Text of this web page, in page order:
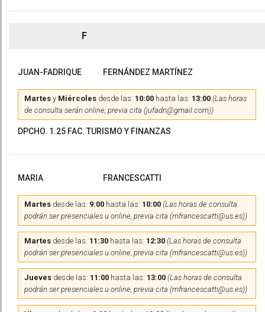
F
JUAN-FADRIQUE FERNÁNDEZ MARTÍNEZ
Martes y Miércoles desde las: 10:00 hasta las: 13:00 (Las horas
de consulta serán online, previa cita (jufadri@gmail.com))
DPCHO. 1.25 FAC. TURISMO Y FINANZAS
MARIA FRANCESCATTI
Martes desde las: 9:00 hasta las: 10:00 (Las horas de consulta
podrán ser presenciales u online, previa cita (mfrancescatti@us.es))
Martes desde las: 11:30 hasta las: 12:30 (Las horas de consulta
podrán ser presenciales u online, previa cita (mfrancescatti@us.es))
Jueves desde las: 11:00 hasta las: 13:00 (Las horas de consulta
podrán ser presenciales u online, previa cita (mfrancescatti@us.es))